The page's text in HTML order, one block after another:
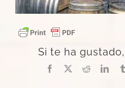
Si te ha
Facebook
X Reddit